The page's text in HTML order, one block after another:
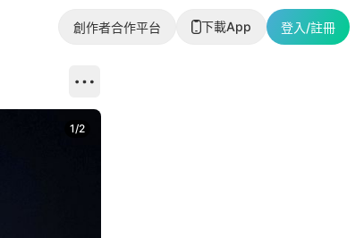
創作者合作平台 下載App 登入/註冊
1/2